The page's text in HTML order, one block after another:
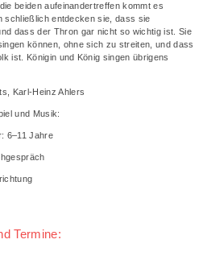
beiden aufeinandertreffen kommt es
schließlich entdecken sie, dass sie
dass der Thron gar nicht so wichtig ist. Sie
können, ohne sich zu streiten, und dass
ist. Königin und König singen übrigens
Karl-Heinz Ahlers
und Musik:
6–11 Jahre
Termine: